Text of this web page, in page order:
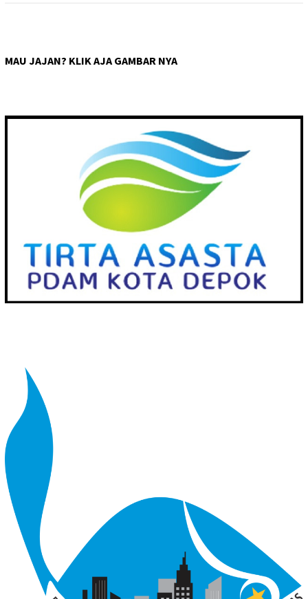
MAU JAJAN? KLIK AJA GAMBAR NYA